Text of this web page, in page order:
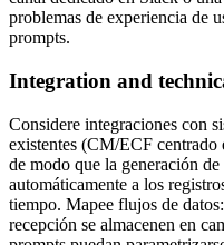
problemas de experiencia de
prompts.
Integration and
Considere integraciones con
existentes (CM/ECF centrado
de modo que la generación
automáticamente a los
tiempo. Mapee flujos de
recepción se almacenen en